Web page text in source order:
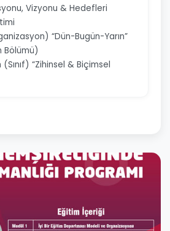
Vizyonu & Hedefleri
“Dün-Bugün-Yarın”
Bölümü)
“Zihinsel & Biçimsel